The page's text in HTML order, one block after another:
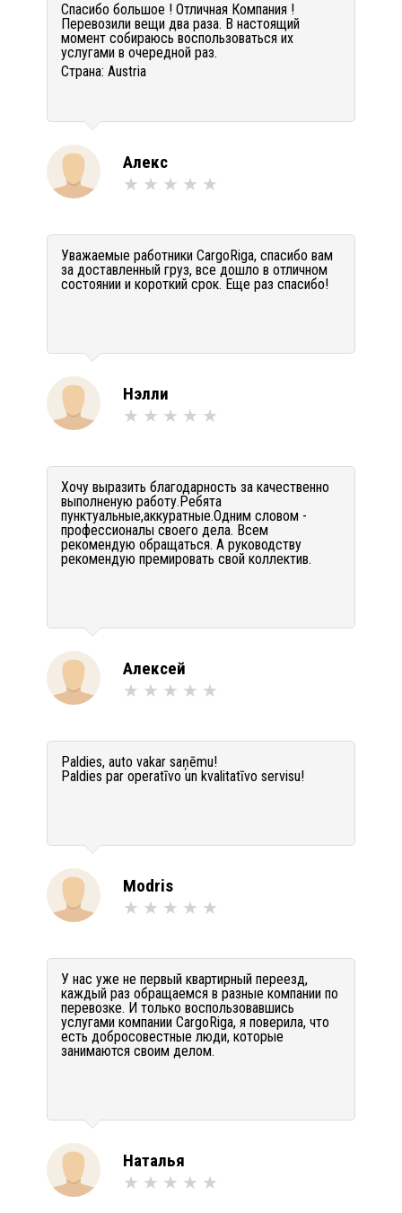
Спасибо большое ! Отличная Компания !
Перевозили вещи два раза. В настоящий
момент собираюсь воспользоваться их
услугами в очередной раз.
Страна: Austria
Алекс
Уважаемые работники CargoRiga, спасибо вам
за доставленный груз, все дошло в отличном
состоянии и короткий срок. Еще раз спасибо!
Нэлли
Хочу выразить благодарность за качественно
выполненую работу.Ребята
пунктуальные,аккуратные.Одним словом -
профессионалы своего дела. Всем
рекомендую обращаться. А руководству
рекомендую премировать свой коллектив.
Алексей
Paldies, auto vakar saņēmu!
Paldies par operatīvo un kvalitatīvo servisu!
Modris
У нас уже не первый квартирный переезд,
каждый раз обращаемся в разные компании по
перевозке. И только воспользовавшись
услугами компании CargoRiga, я поверила, что
есть добросовестные люди, которые
занимаются своим делом.
Наталья